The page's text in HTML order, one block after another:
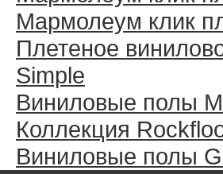
Мармолеум клик
Плетеное
Simple
Виниловые полы
Коллекция
Виниловые полы